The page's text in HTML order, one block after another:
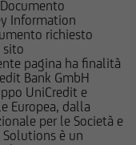
Information
richiesto
sito
pagina ha finalità
Bank GmbH
UniCredit e
Europea, dalla
per le Società e
è un
sul Sito
sono in alcun
né
qualsiasi
investimento
essere non